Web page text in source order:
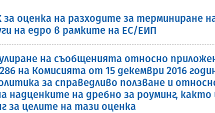
оценка на разходите за терминиране
на едро в рамките на ЕС/ЕИП
на съобщенията относно
на Комисията от 15 декември 2016
за справедливо ползване и
на дребно за роуминг,
за целите на тази оценка